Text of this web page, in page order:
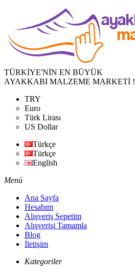
TÜRKİYE'NİN EN BÜYÜK
AYAKKABI MALZEME MARKETİ !
TRY
Euro
Türk Lirası
US Dollar
Türkçe
Türkçe
English
Menü
Ana Sayfa
Hesabım
Alışveriş Sepetim
Alışverişi Tamamla
Blog
İletişim
Kategoriler